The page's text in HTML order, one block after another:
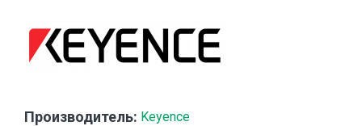
Производитель: Keyence